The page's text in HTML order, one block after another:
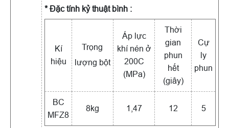
* Đặc tính kỷ thuật bình :
Kí
hiệu
Trọng
lượng bột
Áp lực
khí nén ở
200C
(MPa)
Thời
gian
phun
hết
(giây)
Cự
ly
phun
BC
MFZ8
8kg 1,47 12 5